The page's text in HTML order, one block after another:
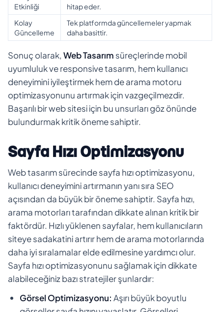
Etkinliği
hitap eder.
Kolay
Güncelleme
Tek platformda güncellemeler yapmak
daha basittir.
Sonuç olarak, Web Tasarım süreçlerinde mobil
uyumluluk ve responsive tasarım, hem kullanıcı
deneyimini iyileştirmek hem de arama motoru
optimizasyonunu artırmak için vazgeçilmezdir.
Başarılı bir web sitesi için bu unsurları göz önünde
bulundurmak kritik öneme sahiptir.
Sayfa Hızı Optimizasyonu
Web tasarım sürecinde sayfa hızı optimizasyonu,
kullanıcı deneyimini artırmanın yanı sıra SEO
açısından da büyük bir öneme sahiptir. Sayfa hızı,
arama motorları tarafından dikkate alınan kritik bir
faktördür. Hızlı yüklenen sayfalar, hem kullanıcıların
siteye sadakatini artırır hem de arama motorlarında
daha iyi sıralamalar elde edilmesine yardımcı olur.
Sayfa hızı optimizasyonunu sağlamak için dikkate
alabileceğiniz bazı stratejiler şunlardır:
Görsel Optimizasyonu: Aşırı büyük boyutlu